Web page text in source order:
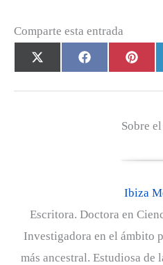
Comparte esta entrada
Compartir
en
X
(
r
)
Compartir
en
F
a
en
P
i
t
r
s
t
Sobre
Ibiza
Escritora. Doctora en
Investigadora en el ámbito
más ancestral. Estudiosa